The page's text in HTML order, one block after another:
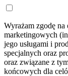
Wyrażam zgodę
marketingowych
jego usługami i
specjalnych oraz
oraz związane z
końcowych dla